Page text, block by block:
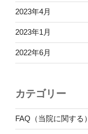
2023年4月
2023年1月
2022年6月
カテゴリー
FAQ（当院に関する）